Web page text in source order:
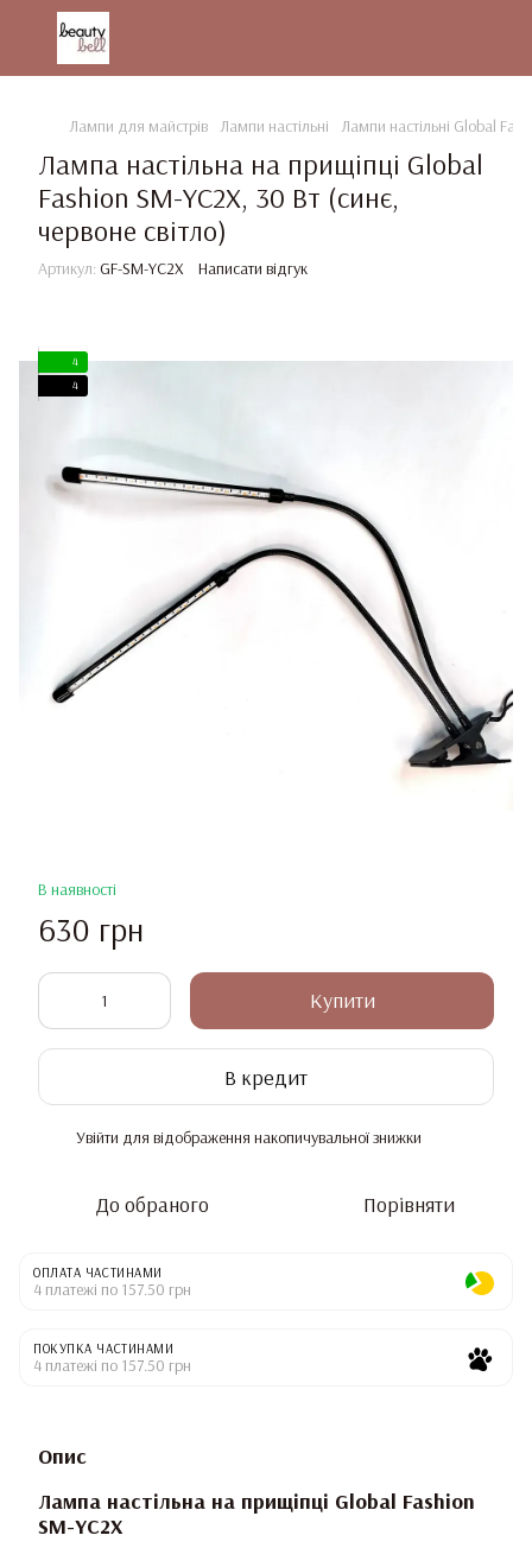
Лампи для майстрів Лампи настільні Лампи настільні Global
Лампа настільна на прищіпці Global
Fashion SM-YC2X, 30 Вт (синє,
червоне світло)
Артикул: GF-SM-YC2X Написати відгук
4
4
В наявності
630 грн
Купити
В кредит
Увійти для відображення накопичувальної знижки
До обраного Порівняти
ОПЛАТА ЧАСТИНАМИ
4 платежі по 157.50 грн
ПОКУПКА ЧАСТИНАМИ
4 платежі по 157.50 грн
Опис
Лампа настільна на прищіпці Global Fashion
SM-YC2X